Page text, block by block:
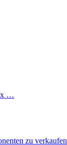
…
zu verkaufen